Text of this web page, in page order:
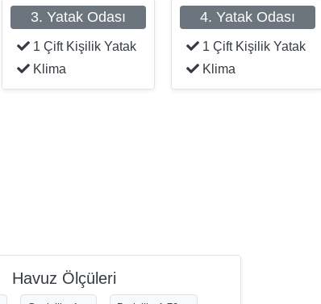
3. Yatak Odası
1 Çift Kişilik Yatak
Klima
4. Yatak Odası
1 Çift Kişilik Yatak
Klima
Havuz Ölçüleri